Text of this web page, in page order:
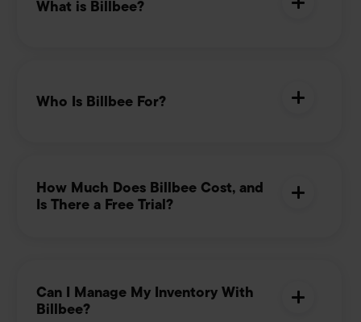
What is Billbee?
Who Is Billbee For?
How Much Does Billbee Cost, and
Is There a Free Trial?
Can I Manage My Inventory With
Billbee?